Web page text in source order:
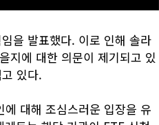
을 발표했다. 이로 인해 솔라
지에 대한 의문이 제기되고 있
있다.
대해 조심스러운 입장을 유